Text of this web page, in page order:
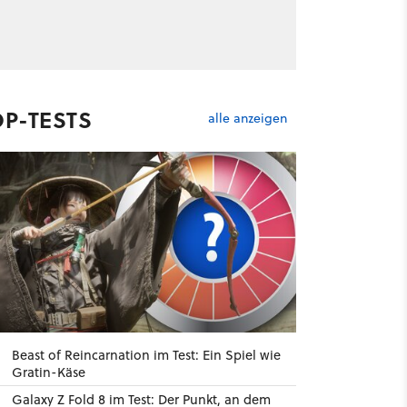
TESTS alle anzeigen
Beast of Reincarnation im Test: Ein Spiel wie
Gratin-Käse
Galaxy Z Fold 8 im Test: Der Punkt, an dem